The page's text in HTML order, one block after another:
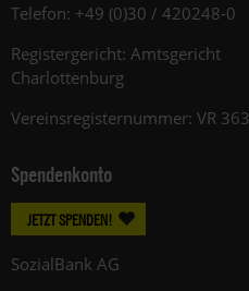
Telefon: +49 (0)30 / 420248-0
Registergericht: Amtsgericht
Charlottenburg
Vereinsregisternummer: VR
Spendenkonto
JETZT SPENDEN!
SozialBank AG